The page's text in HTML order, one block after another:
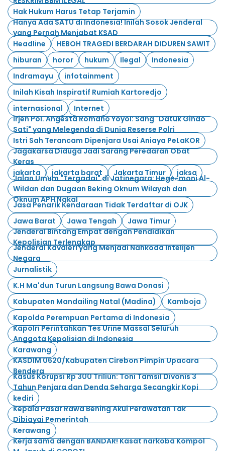
Hak Hukum Harus Tetap Terjamin
Hanya Ada SATU di Indonesia! Inilah Sosok Jenderal
yang Pernah Menjabat KSAD
Headline
HEBOH TRAGEDI BERDARAH DIDUREN SAWIT
hiburan
horor hukum Ilegal
Indonesia
Indramayu
infotainment
Inilah Kisah Inspiratif Rumiah Kartoredjo
internasional
Internet
Irjen Pol. Angesta Romano Yoyol: Sang "Datuk Gindo
Sati" yang Melegenda di Dunia Reserse Polri
Istri Sah Terancam Dipenjara Usai Aniaya PeLaKOR
Jagakarsa Diduga Jadi Sarang Peredaran Obat
Keras
jakarta
jakarta barat Jakarta Timur jaksa
Jalan Umum "Tergadai" di Jatinegara: Hege-moni Al-
Wildan dan Dugaan Beking Oknum Wilayah dan
Oknum APH Nakal
Jasa Penarik Kendaraan Tidak Terdaftar di OJK
Jawa Barat
Jawa Tengah
Jawa Timur
Jenderal Bintang Empat dengan Pendidikan
Kepolisian Terlengkap
Jenderal Kavaleri yang Menjadi Nahkoda Intelijen
Negara
Jurnalistik
K.H Ma'dun Turun Langsung Bawa Donasi
Kabupaten Mandailing Natal (Madina)
Kamboja
Kapolda Perempuan Pertama di Indonesia
Kapolri Perintahkan Tes Urine Massal Seluruh
Anggota Kepolisian di Indonesia
Karawang
KASDIM 0620/Kabupaten Cirebon Pimpin Upacara
Bendera
Kasus Korupsi Rp 300 Triliun: Toni Tamsil Divonis 3
Tahun Penjara dan Denda Seharga Secangkir Kopi
kediri
Kepala Pasar Rawa Bening Akui Perawatan Tak
Dibiayai Pemerintah
Kerawang
Kerja sama dengan BANDAR! Kasat narkoba Kompol